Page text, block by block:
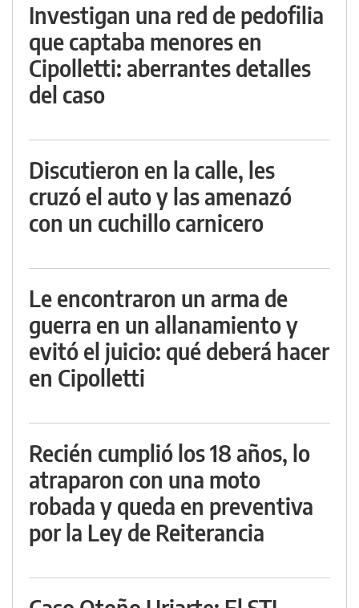
Investigan una red de pedofilia
que captaba menores en
Cipolletti: aberrantes detalles
del caso
Discutieron en la calle, les
cruzó el auto y las amenazó
con un cuchillo carnicero
Le encontraron un arma de
guerra en un allanamiento y
evitó el juicio: qué deberá hacer
en Cipolletti
Recién cumplió los 18 años, lo
atraparon con una moto
robada y queda en preventiva
por la Ley de Reiterancia